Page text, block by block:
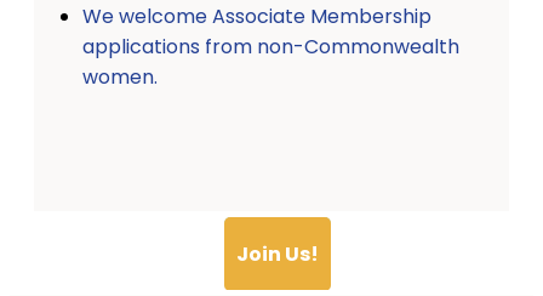
We welcome Associate Membership
applications from non-Commonwealth
women.
Join Us!